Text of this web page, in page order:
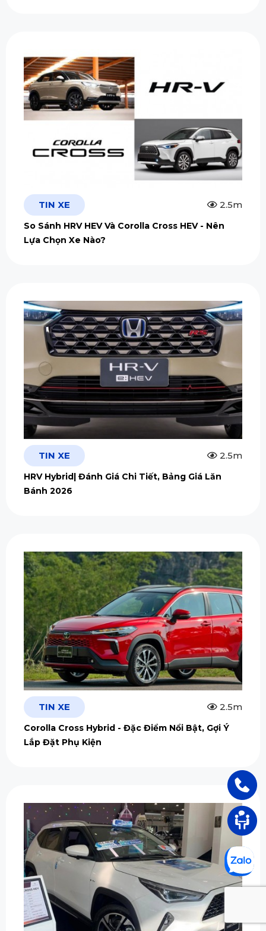
TIN XE 2.5m
So Sánh HRV HEV Và Corolla Cross HEV - Nên
Lựa Chọn Xe Nào?
TIN XE 2.5m
HRV Hybrid| Đánh Giá Chi Tiết, Bảng Giá Lăn
Bánh 2026
TIN XE 2.5m
Corolla Cross Hybrid - Đặc Điểm Nổi Bật, Gợi Ý
Lắp Đặt Phụ Kiện